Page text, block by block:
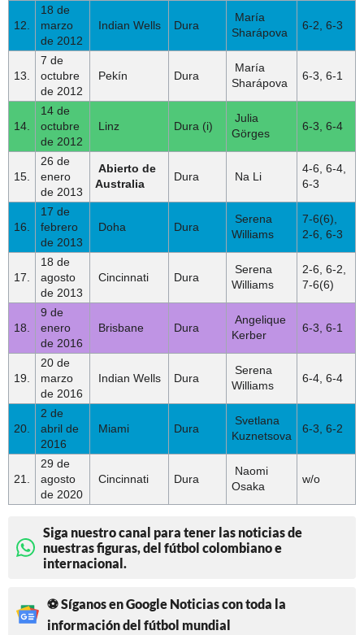
12.
18 de
marzo
de 2012
Indian Wells Dura
María
Sharápova
6-2, 6-3
13.
7 de
octubre
de 2012
Pekín Dura
María
Sharápova
6-3, 6-1
14.
14 de
octubre
de 2012
Linz Dura (i)
Julia
Görges
6-3, 6-4
15.
26 de
enero
de 2013
Abierto de
Australia
Dura Na Li
4-6, 6-4,
6-3
16.
17 de
febrero
de 2013
Doha Dura
Serena
Williams
7-6(6),
2-6, 6-3
17.
18 de
agosto
de 2013
Cincinnati Dura
Serena
Williams
2-6, 6-2,
7-6(6)
18.
9 de
enero
de 2016
Brisbane Dura
Angelique
Kerber
6-3, 6-1
19.
20 de
marzo
de 2016
Indian Wells Dura
Serena
Williams
6-4, 6-4
20.
2 de
abril de
2016
Miami Dura
Svetlana
Kuznetsova
6-3, 6-2
21.
29 de
agosto
de 2020
Cincinnati Dura
Naomi
Osaka
w/o
Siga nuestro canal para tener las noticias de
nuestras figuras, del fútbol colombiano e
internacional.
⚽ Síganos en Google Noticias con toda la
información del fútbol mundial